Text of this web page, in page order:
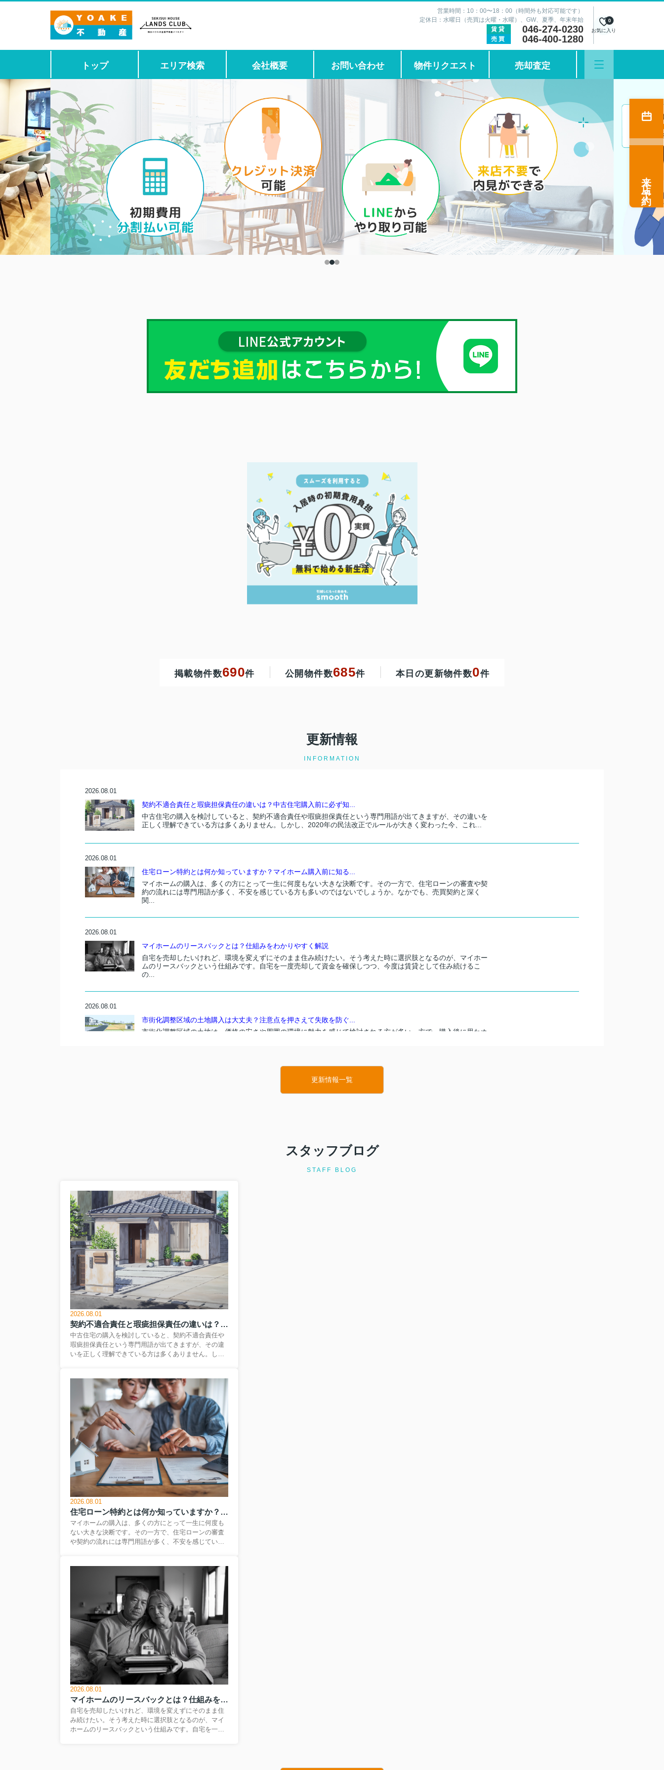
営業時間：10：00〜18：00（時間外も対応可能です）
定休日：水曜日（売買は火曜・水曜）、GW、夏季、年末年始
賃貸
046-274-0230
売買 046-400-1280
お気に入り
0
トップ エリア検索 会社概要 お問い合わせ 物件リクエスト 売却査定
掲載物件数690件 公開物件数685件 本日の更新物件数0件
更新情報
INFORMATION
2026.08.01
契約不適合責任と瑕疵担保責任の違いは？中古住宅購入前に必ず知...
中古住宅の購入を検討していると、契約不適合責任や瑕疵担保責任という専門用語が出てきますが、その違いを
正しく理解できている方は多くありません。しかし、2020年の民法改正でルールが大きく変わった今、これ...
2026.08.01
住宅ローン特約とは何か知っていますか？マイホーム購入前に知る...
マイホームの購入は、多くの方にとって一生に何度もない大きな決断です。その一方で、住宅ローンの審査や契
約の流れには専門用語が多く、不安を感じている方も多いのではないでしょうか。なかでも、売買契約と深く
関...
2026.08.01
マイホームのリースバックとは？仕組みをわかりやすく解説
自宅を売却したいけれど、環境を変えずにそのまま住み続けたい。そう考えた時に選択肢となるのが、マイホー
ムのリースバックという仕組みです。自宅を一度売却して資金を確保しつつ、今度は賃貸として住み続けるこ
の...
2026.08.01
市街化調整区域の土地購入は大丈夫？注意点を押さえて失敗を防ぐ...
市街化調整区域の土地は、価格の安さや周囲の環境に魅力を感じて検討される方が多い一方で、購入後に思わぬ
土砂災害警戒区域のマイホーム購入は大丈夫？購入前に知るべき注...
更新情報一覧
スタッフブログ
STAFF BLOG
2026.08.01
契約不適合責任と瑕疵担保責任の違いは？中古住宅購入前に必ず知っておきたいポイント
中古住宅の購入を検討していると、契約不適合責任や
瑕疵担保責任という専門用語が出てきますが、その違
いを正しく理解できている方は多くありません。しか
ぬトラブルや追加費用に悩まされる可能性がありま
す。そこで本記事では、中古住宅の買主目線で、旧来
の瑕疵担保責任との違いを押さえながら、契約不適合
責任のポイントを分かりやすく整理していきます。こ
れから売買契約書にサインする前の方はもちろん、す
でに物件探しを進めている方にとっても、リスクを減
らし安心して中古住宅を購入するための基礎知識とし
て、ぜひ最後まで読み進...
2026.08.01
住宅ローン特約とは何か知っていますか？マイホーム購入前に知るべき基本を解説
マイホームの購入は、多くの方にとって一生に何度も
ない大きな決断です。その一方で、住宅ローンの審査
や契約の流れには専門用語が多く、不安を感じている
とは、安心して取引を進めるための重要な鍵になりま
す。この特約は、住宅ローン審査の結果次第で契約を
どう扱うかを定める、大切な安全装置の役割を持って
います。本記事では、住宅ローン特約とは何かという
基本から、条文で確認すべきポイント、特約が不十分
な場合のリスク、そして実際のチェック方法までをわ
かりやすく解説します。これからマイホーム購入を検
討している方が、自信を持...
2026.08.01
マイホームのリースバックとは？仕組みをわかりやすく解説
自宅を売却したいけれど、環境を変えずにそのまま住
み続けたい。そう考えた時に選択肢となるのが、マイ
ホームのリースバックという仕組みです。自宅を一度
来店予約